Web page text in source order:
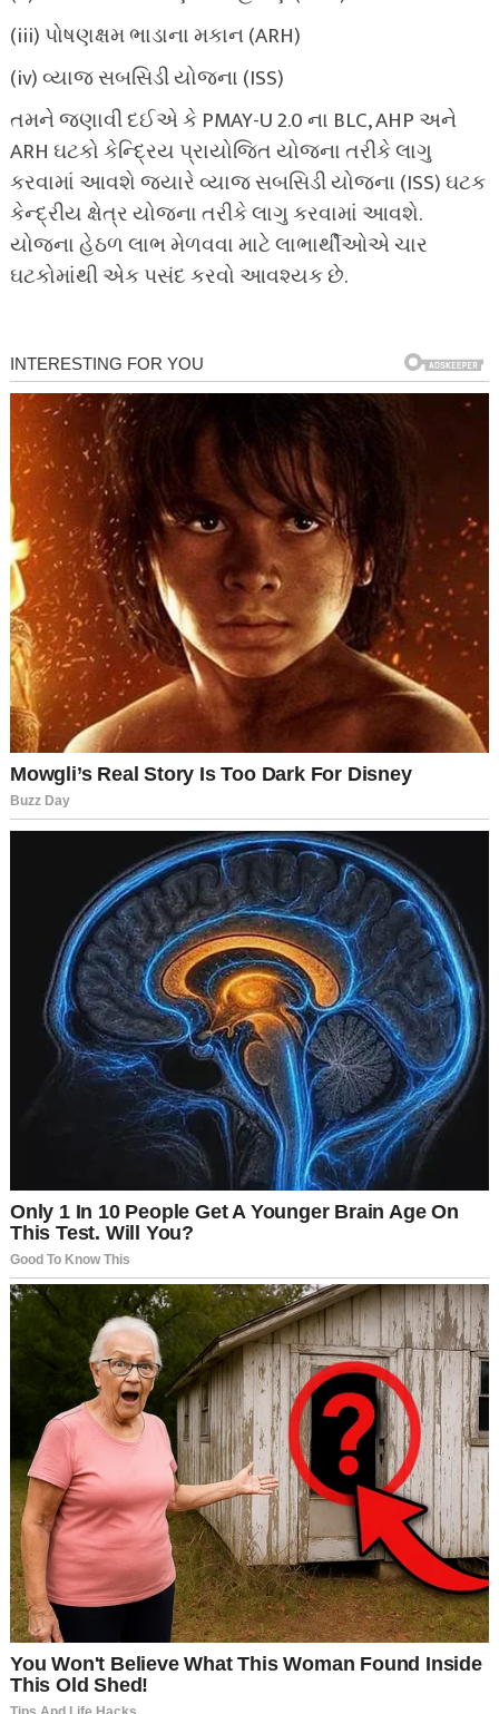
(iii) પોષણક્ષમ ભાડાના મકાન (ARH)
(iv) વ્યાજ સબસિડી યોજના (ISS)
તમને જણાવી દઈએ કે PMAY-U 2.0 ના BLC, AHP અને
ARH ઘટકો કેન્દ્રિય પ્રાયોજિત યોજના તરીકે લાગુ
કરવામાં આવશે જ્યારે વ્યાજ સબસિડી યોજના (ISS) ઘટક
કેન્દ્રીય ક્ષેત્ર યોજના તરીકે લાગુ કરવામાં આવશે.
યોજના હેઠળ લાભ મેળવવા માટે લાભાર્થીઓએ ચાર
ઘટકોમાંથી એક પસંદ કરવો આવશ્યક છે.